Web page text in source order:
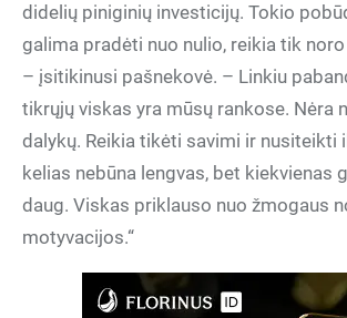
didelių piniginių investicijų. Tokio
galima pradėti nuo nulio, reikia tik
– įsitikinusi pašnekovė. – Linkiu
tikrųjų viskas yra mūsų rankose. Nėra
dalykų. Reikia tikėti savimi ir nusiteikti
kelias nebūna lengvas, bet kiekvienas
daug. Viskas priklauso nuo žmogaus
motyvacijos.“